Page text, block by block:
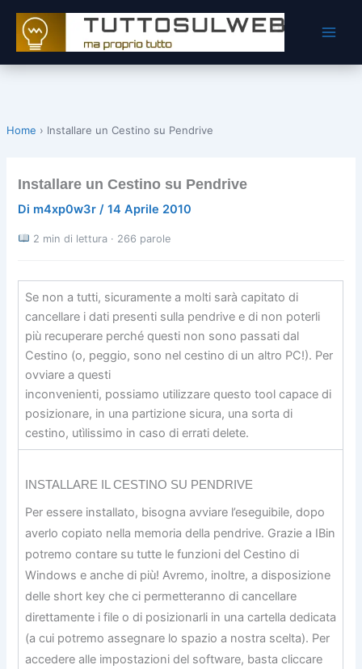
contenuto
Home › Installare un Cestino su Pendrive
Installare un Cestino su Pendrive
Di m4xp0w3r/14 Aprile 2010
2 min di lettura · 266 parole
Se non a tutti, sicuramente a molti sarà capitato di
cancellare i dati presenti sulla pendrive e di non poterli
più recuperare perché questi non sono passati dal
Cestino (o, peggio, sono nel cestino di un altro PC!). Per
ovviare a questi
inconvenienti, possiamo utilizzare questo tool capace di
posizionare, in una partizione sicura, una sorta di
cestino, utìlissimo in caso di errati delete.
INSTALLARE IL CESTINO SU PENDRIVE
Per essere installato, bisogna avviare l’eseguibile, dopo
averlo copiato nella memoria della pendrive. Grazie a IBin
potremo contare su tutte le funzioni del Cestino di
Windows e anche di più! Avremo, inoltre, a disposizione
delle short key che ci permetteranno di cancellare
direttamente i file o di posizionarli in una cartella dedicata
(a cui potremo assegnare lo spazio a nostra scelta). Per
accedere alle impostazioni del software, basta cliccare